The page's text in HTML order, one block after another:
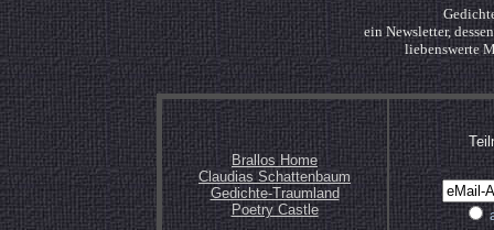
ein Newsletter,
liebenswerte
Brallos Home
Claudias Schattenbaum
Gedichte-Traumland
Poetry Castle